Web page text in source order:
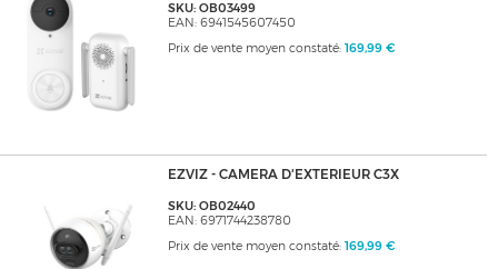
SKU: OB03499
EAN: 6941545607450
Prix de vente moyen constaté: 169,99 €
EZVIZ - CAMERA D'EXTERIEUR C3X
SKU: OB02440
EAN: 6971744238780
Prix de vente moyen constaté: 169,99 €